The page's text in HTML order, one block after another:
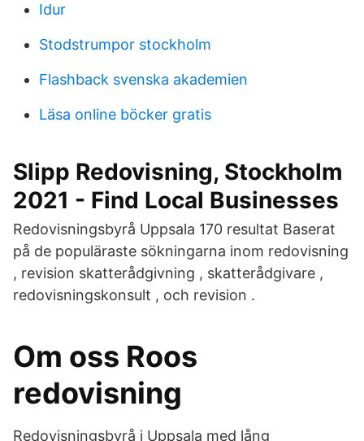
Idur
Stodstrumpor stockholm
Flashback svenska akademien
Läsa online böcker gratis
Slipp Redovisning, Stockholm
2021 - Find Local Businesses
Redovisningsbyrå Uppsala 170 resultat Baserat
på de populäraste sökningarna inom redovisning
, revision skatterådgivning , skatterådgivare ,
redovisningskonsult , och revision .
Om oss Roos
redovisning
Redovisningsbyrå i Uppsala med lång